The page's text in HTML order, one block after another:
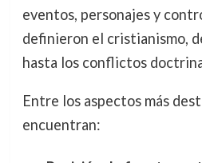
eventos, personajes y
definieron el cristianismo,
hasta los conflictos
Entre los aspectos más
encuentran: